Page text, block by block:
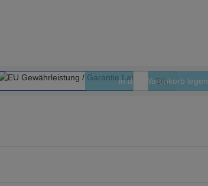
Stk.
in den Warenkorb legen